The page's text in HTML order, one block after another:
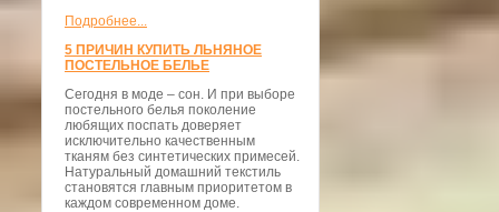
Подробнее...
5 ПРИЧИН КУПИТЬ ЛЬНЯНОЕ
ПОСТЕЛЬНОЕ БЕЛЬЕ
Сегодня в моде – сон. И при выборе
постельного белья поколение
любящих поспать доверяет
исключительно качественным
тканям без синтетических примесей.
Натуральный домашний текстиль
становятся главным приоритетом в
каждом современном доме.